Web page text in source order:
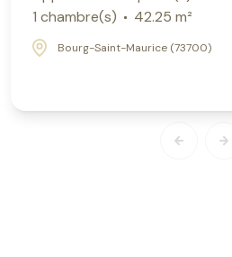
1 chambre(s)
42.25 m²
Bourg-Saint-Maurice (73700)